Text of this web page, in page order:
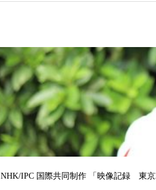
NHK/IPC 国際共同制作 「映像記録 東